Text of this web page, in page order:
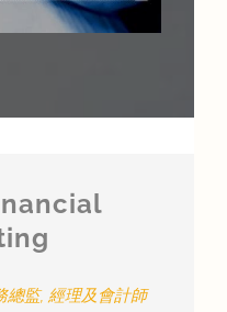
總監, 經理及會計師